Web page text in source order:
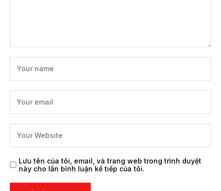
Lưu tên của tôi, email, và trang web trong trình duyệt
này cho lần bình luận kế tiếp của tôi.